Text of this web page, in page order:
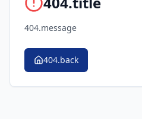
404.message
404.back